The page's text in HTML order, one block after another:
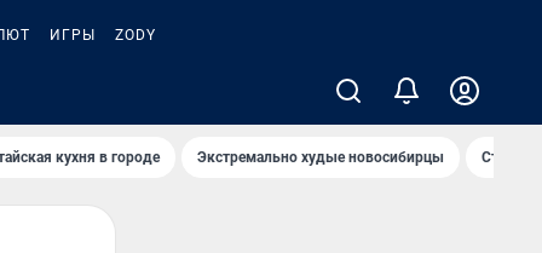
ИГРЫ ZODY
кухня в городе Экстремально худые новосибирцы Старт